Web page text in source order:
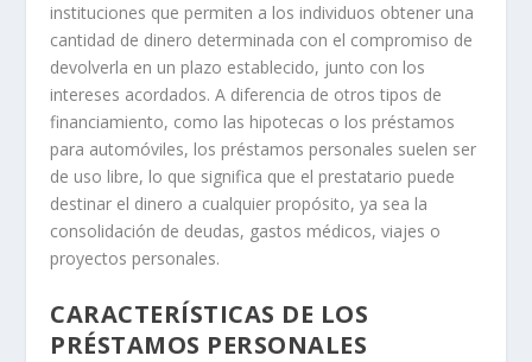
instituciones que permiten a los individuos obtener una
cantidad de dinero determinada con el compromiso de
devolverla en un plazo establecido, junto con los
intereses acordados. A diferencia de otros tipos de
financiamiento, como las hipotecas o los préstamos
para automóviles, los préstamos personales suelen ser
de uso libre, lo que significa que el prestatario puede
destinar el dinero a cualquier propósito, ya sea la
consolidación de deudas, gastos médicos, viajes o
proyectos personales.
CARACTERÍSTICAS DE LOS
PRÉSTAMOS PERSONALES